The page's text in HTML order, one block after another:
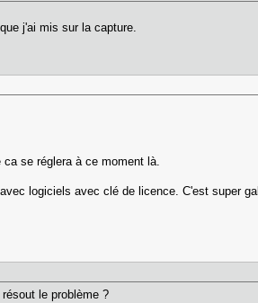
j'ai mis sur la capture.
se réglera à ce moment là.
logiciels avec clé de licence. C'est super
le problème ?